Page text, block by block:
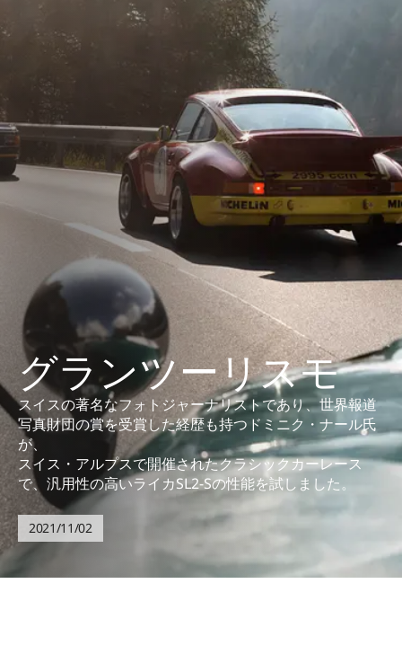
グランツーリスモ
スイスの著名なフォトジャーナリストであり、世界報道
写真財団の賞を受賞した経歴も持つドミニク・ナール氏
が、
スイス・アルプスで開催されたクラシックカーレース
で、汎用性の高いライカSL2-Sの性能を試しました。
2021/11/02